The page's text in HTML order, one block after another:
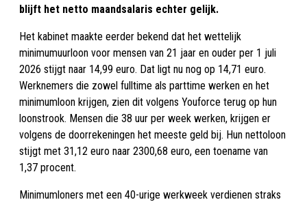
blijft het netto maandsalaris echter gelijk.
Het kabinet maakte eerder bekend dat het wettelijk
minimumuurloon voor mensen van 21 jaar en ouder per 1 juli
2026 stijgt naar 14,99 euro. Dat ligt nu nog op 14,71 euro.
Werknemers die zowel fulltime als parttime werken en het
minimumloon krijgen, zien dit volgens Youforce terug op hun
loonstrook. Mensen die 38 uur per week werken, krijgen er
volgens de doorrekeningen het meeste geld bij. Hun nettoloon
stijgt met 31,12 euro naar 2300,68 euro, een toename van
1,37 procent.
Minimumloners met een 40-urige werkweek verdienen straks